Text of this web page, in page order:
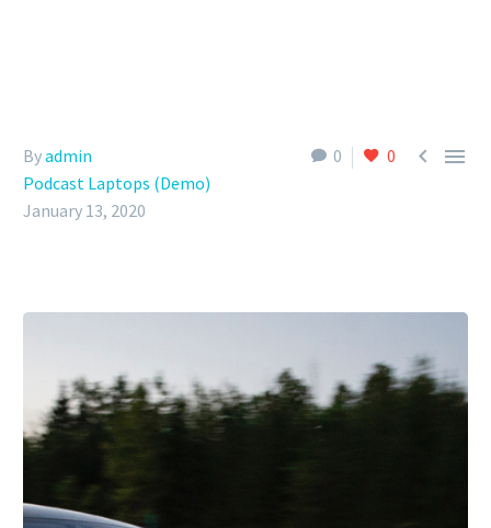
0 0  
Byadmin
Podcast Laptops (Demo)
January 13, 2020